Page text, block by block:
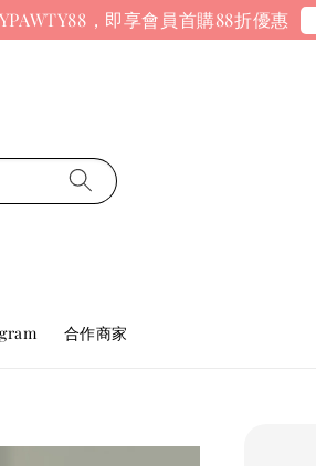
，即享會員首購88折優惠
合作商家